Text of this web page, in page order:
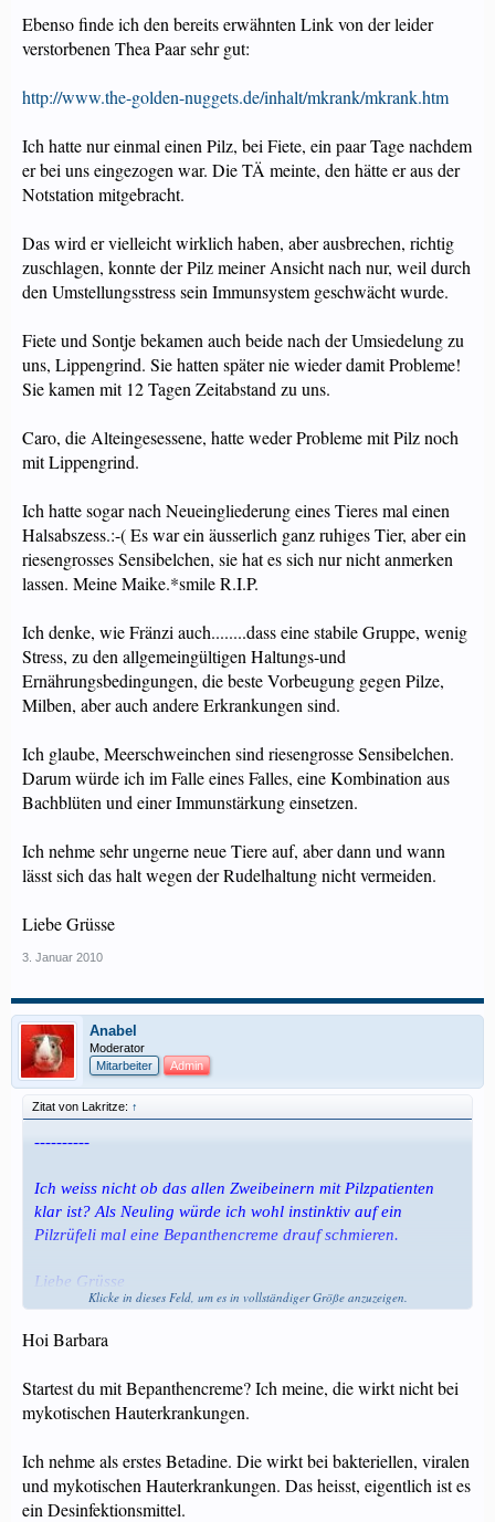
Ebenso finde ich den bereits erwähnten Link von der leider
verstorbenen Thea Paar sehr gut:
http://www.the-golden-nuggets.de/inhalt/mkrank/mkrank.htm
Ich hatte nur einmal einen Pilz, bei Fiete, ein paar Tage nachdem
er bei uns eingezogen war. Die TÄ meinte, den hätte er aus der
Notstation mitgebracht.
Das wird er vielleicht wirklich haben, aber ausbrechen, richtig
zuschlagen, konnte der Pilz meiner Ansicht nach nur, weil durch
den Umstellungsstress sein Immunsystem geschwächt wurde.
Fiete und Sontje bekamen auch beide nach der Umsiedelung zu
uns, Lippengrind. Sie hatten später nie wieder damit Probleme!
Sie kamen mit 12 Tagen Zeitabstand zu uns.
Caro, die Alteingesessene, hatte weder Probleme mit Pilz noch
mit Lippengrind.
Ich hatte sogar nach Neueingliederung eines Tieres mal einen
Halsabszess.:-( Es war ein äusserlich ganz ruhiges Tier, aber ein
riesengrosses Sensibelchen, sie hat es sich nur nicht anmerken
lassen. Meine Maike.*smile R.I.P.
Ich denke, wie Fränzi auch........dass eine stabile Gruppe, wenig
Stress, zu den allgemeingültigen Haltungs-und
Ernährungsbedingungen, die beste Vorbeugung gegen Pilze,
Milben, aber auch andere Erkrankungen sind.
Ich glaube, Meerschweinchen sind riesengrosse Sensibelchen.
Darum würde ich im Falle eines Falles, eine Kombination aus
Bachblüten und einer Immunstärkung einsetzen.
Ich nehme sehr ungerne neue Tiere auf, aber dann und wann
lässt sich das halt wegen der Rudelhaltung nicht vermeiden.
Liebe Grüsse
3. Januar 2010
Anabel
Moderator
Mitarbeiter
Admin
Zitat von Lakritze: ↑
----------
Ich weiss nicht ob das allen Zweibeinern mit Pilzpatienten
klar ist? Als Neuling würde ich wohl instinktiv auf ein
Pilzrüfeli mal eine Bepanthencreme drauf schmieren.
Liebe Grüsse
BarbaraKlicke in dieses Feld, um es in vollständiger Größe anzuzeigen.
Hoi Barbara
Startest du mit Bepanthencreme? Ich meine, die wirkt nicht bei
mykotischen Hauterkrankungen.
Ich nehme als erstes Betadine. Die wirkt bei bakteriellen, viralen
und mykotischen Hauterkrankungen. Das heisst, eigentlich ist es
ein Desinfektionsmittel.